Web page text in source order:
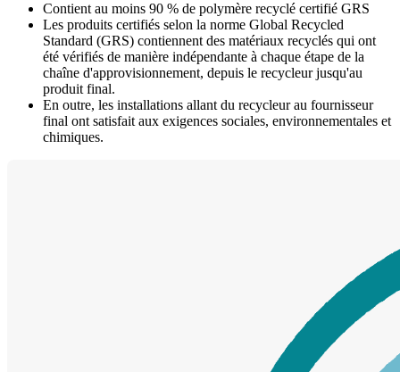
Contient au moins 90 % de polymère recyclé certifié GRS
Les produits certifiés selon la norme Global Recycled
Standard (GRS) contiennent des matériaux recyclés qui ont
été vérifiés de manière indépendante à chaque étape de la
chaîne d'approvisionnement, depuis le recycleur jusqu'au
produit final.
En outre, les installations allant du recycleur au fournisseur
final ont satisfait aux exigences sociales, environnementales et
chimiques.